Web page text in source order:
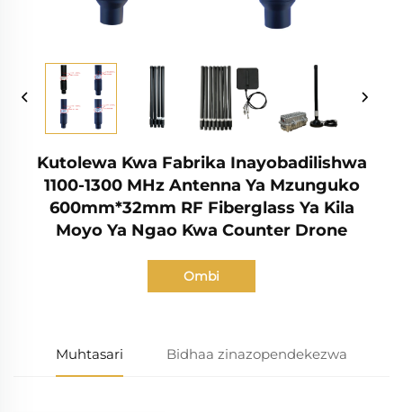
Kutolewa Kwa Fabrika Inayobadilishwa
1100-1300 MHz Antenna Ya Mzunguko
600mm*32mm RF Fiberglass Ya Kila
Moyo Ya Ngao Kwa Counter Drone
Ombi
Muhtasari Bidhaa zinazopendekezwa